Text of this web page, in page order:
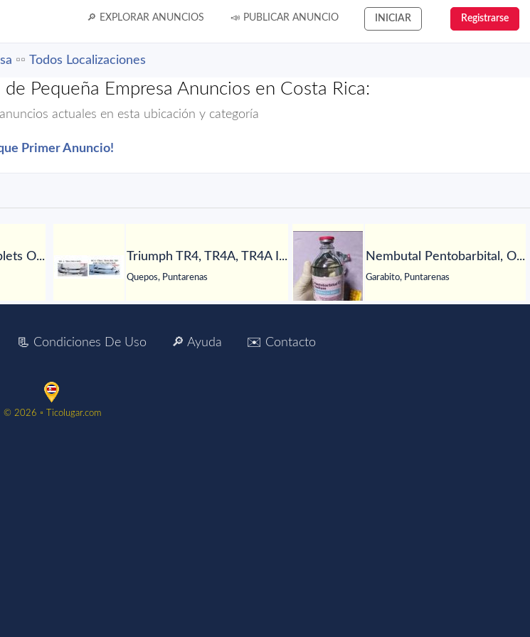
🔎 EXPLORAR ANUNCIOS 📣 PUBLICAR ANUNCIO INICIAR Registrarse
▫️▫️ Todos Localizaciones
Pequeña Empresa Anuncios en Costa Rica:
actuales en esta ubicación y categoría
Primer Anuncio!
O... Triumph TR4, TR4A, TR4A I...
Quepos, Puntarenas
Nembutal Pentobarbital, O...
Garabito, Puntarenas
📃 Condiciones De Uso 🔎 Ayuda ✉️ Contacto
©️ 2026 ▫️ Ticolugar.com